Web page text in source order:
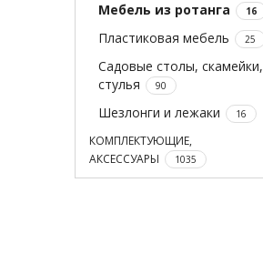
Мебель из ротанга 16
Пластиковая мебель 25
Садовые столы, скамейки,
стулья
90
Шезлонги и лежаки 16
КОМПЛЕКТУЮЩИЕ,
АКСЕССУАРЫ
1035